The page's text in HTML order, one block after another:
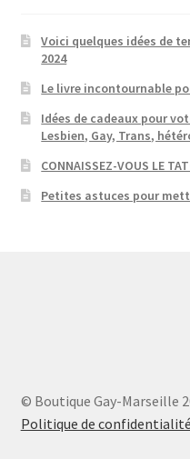
Voici quelques idées de
2024
Le livre incontournable
Idées de cadeaux pour
Lesbien, Gay, Trans,
CONNAISSEZ-VOUS LE
Petites astuces pour
© Boutique Gay-Marseille
Politique de confidentialité